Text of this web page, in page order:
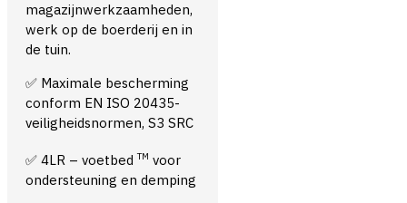
magazijnwerkzaamheden,
werk op de boerderij en in
de tuin.
✅ Maximale bescherming
conform EN ISO 20435-
veiligheidsnormen, S3 SRC
✅ 4LR – voetbedTM voor
ondersteuning en demping